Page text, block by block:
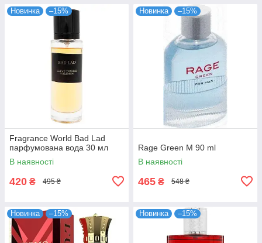
Новинка –15%
Fragrance World Bad Lad
парфумована вода 30 мл
В наявності
420 ₴ 495 ₴
Новинка –15%
Rage Green M 90 ml
В наявності
465 ₴ 548 ₴
Новинка –15% Новинка –15%